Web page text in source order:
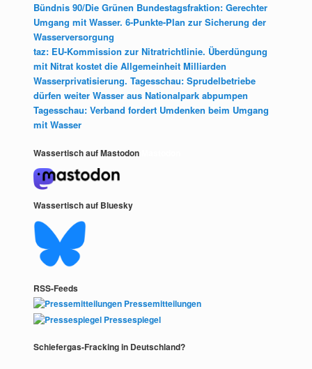
Bündnis 90/Die Grünen Bundestagsfraktion: Gerechter
Umgang mit Wasser. 6-Punkte-Plan zur Sicherung der
Wasserversorgung
taz: EU-Kommission zur Nitratrichtlinie. Überdüngung
mit Nitrat kostet die Allgemeinheit Milliarden
Wasserprivatisierung. Tagesschau: Sprudelbetriebe
dürfen weiter Wasser aus Nationalpark abpumpen
Tagesschau: Verband fordert Umdenken beim Umgang
mit Wasser
Wassertisch auf Mastodon
Wassertisch auf Bluesky
RSS-Feeds
Pressemitteilungen
Pressespiegel
Schiefergas-Fracking in Deutschland?